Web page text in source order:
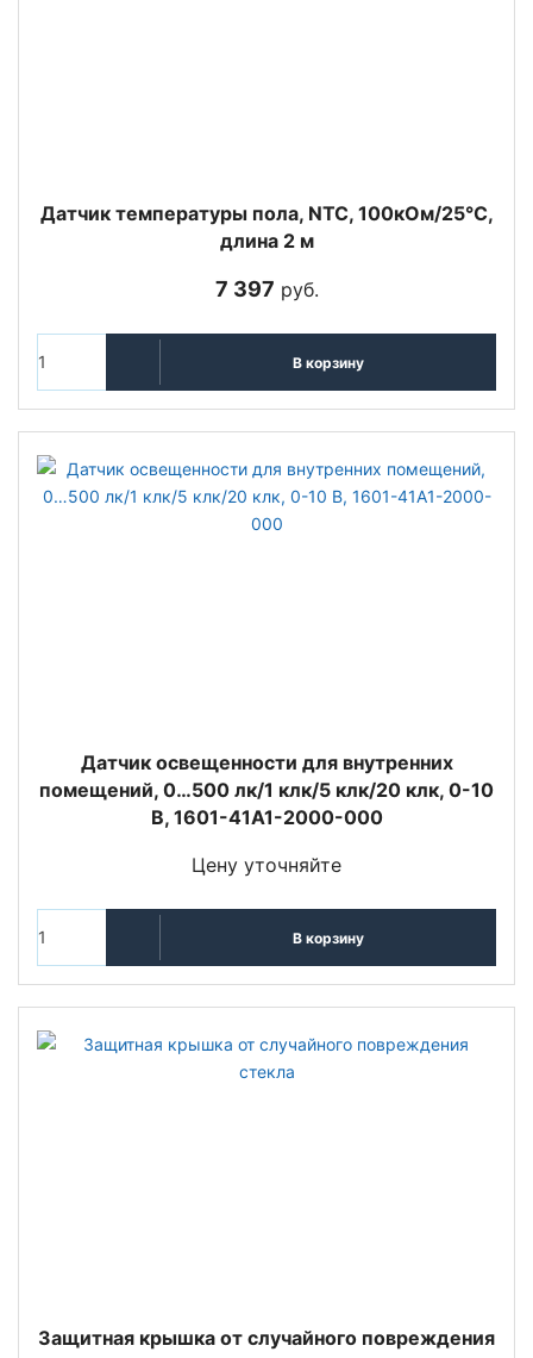
Датчик температуры пола, NTC, 100кОм/25°С,
длина 2 м
7 397 руб.
В корзину
Датчик освещенности для внутренних
помещений, 0…500 лк/1 клк/5 клк/20 клк, 0-10
В, 1601-41A1-2000-000
Цену уточняйте
В корзину
Защитная крышка от случайного повреждения